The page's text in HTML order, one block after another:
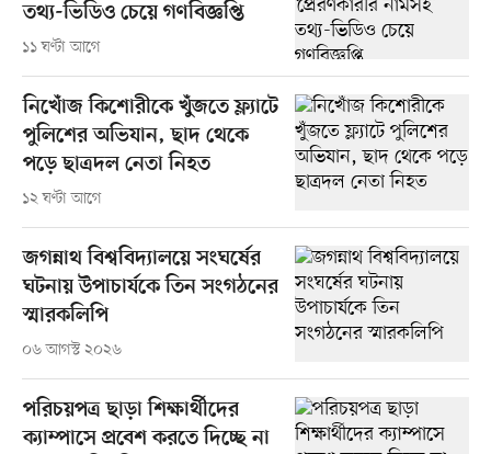
তথ্য-ভিডিও চেয়ে গণবিজ্ঞপ্তি
১১ ঘণ্টা আগে
নিখোঁজ কিশোরীকে খুঁজতে ফ্ল্যাটে
পুলিশের অভিযান, ছাদ থেকে
পড়ে ছাত্রদল নেতা নিহত
১২ ঘণ্টা আগে
জগন্নাথ বিশ্ববিদ্যালয়ে সংঘর্ষের
ঘটনায় উপাচার্যকে তিন সংগঠনের
স্মারকলিপি
০৬ আগস্ট ২০২৬
পরিচয়পত্র ছাড়া শিক্ষার্থীদের
ক্যাম্পাসে প্রবেশ করতে দিচ্ছে না